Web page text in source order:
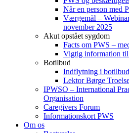
Når en person med
Værgemål –
november 2025
Akut opstået sygdom
Facts om PWS –
Vigtig information til
Botilbud
Indflytning i
Lektor Børge
IPWSO – International
Organisation
Caregivers Forum
Informationskort PWS
Om os